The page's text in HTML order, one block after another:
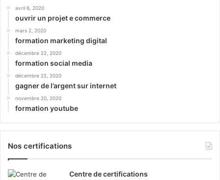
avril 6, 2020
ouvrir un projet e commerce
mars 2, 2020
formation marketing digital
décembre 22, 2020
formation social media
décembre 22, 2020
gagner de l’argent sur internet
novembre 20, 2020
formation youtube
Nos certifications
Centre de certifications